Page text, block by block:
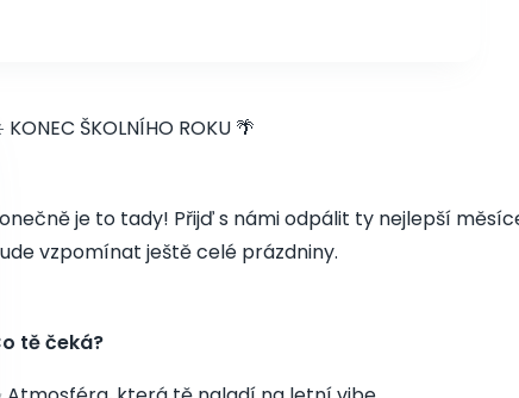
ŠKOLNÍHO ROKU 🌴
je to tady! Přijď s námi odpálit ty nejlepší
vzpomínat ještě celé prázdniny.
tě čeká?